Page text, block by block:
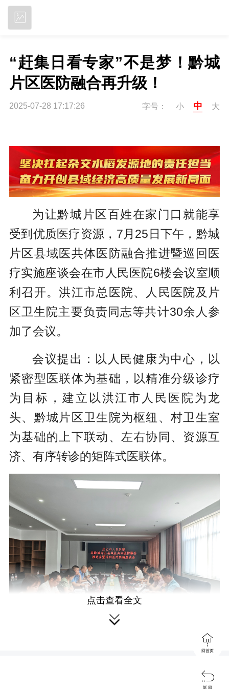
“赶集日看专家”不是梦！黔城
片区医防融合再升级！
2025-07-28 17:17:26 字号： 小 中 大
为让黔城片区百姓在家门口就能享
受到优质医疗资源，7月25日下午，黔城
片区县域医共体医防融合推进暨巡回医
疗实施座谈会在市人民医院6楼会议室顺
利召开。洪江市总医院、人民医院及片
区卫生院主要负责同志等共计30余人参
加了会议。
会议提出：以人民健康为中心，以
紧密型医联体为基础，以精准分级诊疗
为目标，建立以洪江市人民医院为龙
头、黔城片区卫生院为枢纽、村卫生室
为基础的上下联动、左右协同、资源互
济、有序转诊的矩阵式医联体。
会上，与会人员围绕实施方案进行
了热烈讨论，为医防融合工作及巡回医
点击查看全文


回首页

返 回